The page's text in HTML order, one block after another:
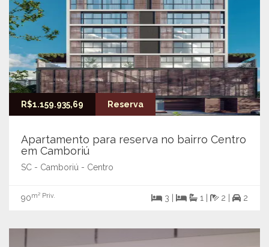
R$1.159.935,69 Reserva
Apartamento para reserva no bairro Centro
em Camboriú
SC - Camboriú - Centro
90m² Priv. 3 | 1 | 2 | 2